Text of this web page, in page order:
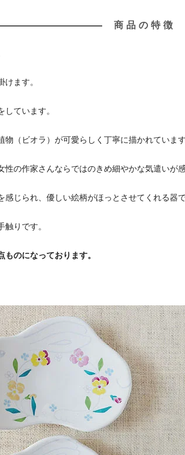
商品の特徴
ます。
ています。
（ビオラ）が可愛らしく丁寧に描かれています
の作家さんならではのきめ細やかな気遣いが感
じられ、優しい絵柄がほっとさせてくれる器で
りです。
のになっております。